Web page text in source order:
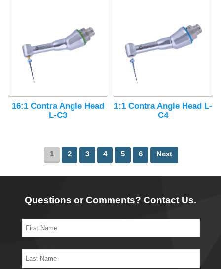
16:1 Contra Angle Head
L-C3
1:1 Contra Angle Head L-
C4
1 2 3 4 5 6 Next
Questions or Comments? Contact Us.